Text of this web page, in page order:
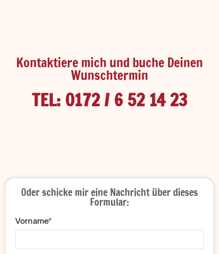
Kontaktiere mich und buche Deinen
Wunschtermin
TEL: 0172 / 6 52 14 23
Oder schicke mir eine Nachricht über dieses
Formular:
Vorname*